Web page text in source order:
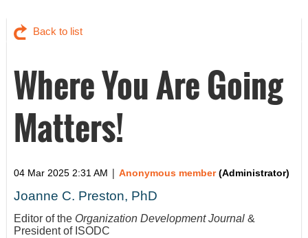
Back to list
Where You Are Going
Matters!
04 Mar 2025 2:31 AM | Anonymous member(Administrator)
Joanne C. Preston, PhD
Editor of the Organization Development Journal &
President of ISODC